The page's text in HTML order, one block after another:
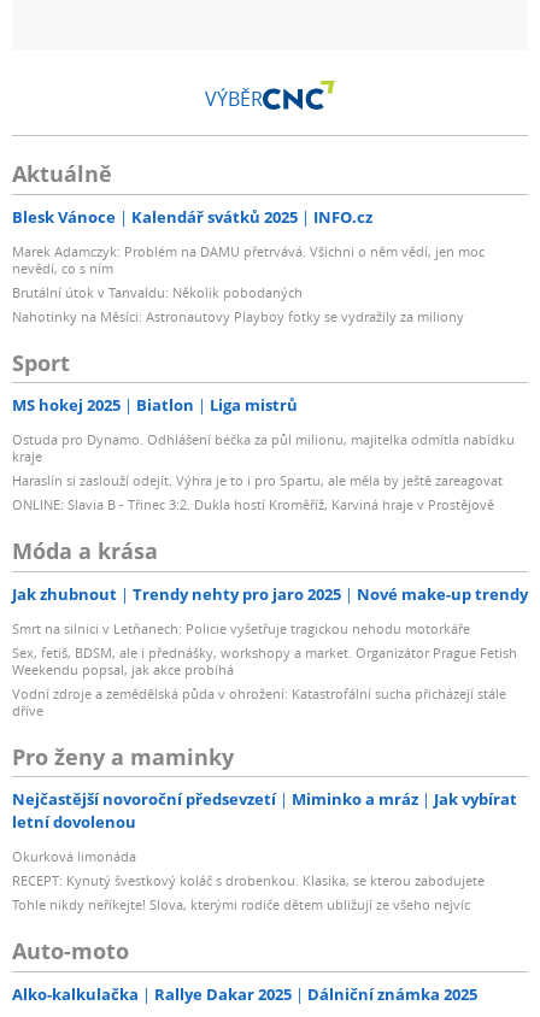
VÝBĚR
Aktuálně
Blesk Vánoce Kalendář svátků 2025 INFO.cz
Marek Adamczyk: Problém na DAMU přetrvává. Všichni o něm vědí, jen moc
nevědí, co s ním
Brutální útok v Tanvaldu: Několik pobodaných
Nahotinky na Měsíci: Astronautovy Playboy fotky se vydražily za miliony
Sport
MS hokej 2025 Biatlon Liga mistrů
Ostuda pro Dynamo. Odhlášení béčka za půl milionu, majitelka odmítla nabídku
kraje
Haraslín si zaslouží odejít. Výhra je to i pro Spartu, ale měla by ještě zareagovat
ONLINE: Slavia B - Třinec 3:2. Dukla hostí Kroměříž, Karviná hraje v Prostějově
Móda a krása
Jak zhubnout Trendy nehty pro jaro 2025 Nové make-up trendy
Smrt na silnici v Letňanech: Policie vyšetřuje tragickou nehodu motorkáře
Sex, fetiš, BDSM, ale i přednášky, workshopy a market. Organizátor Prague Fetish
Weekendu popsal, jak akce probíhá
Vodní zdroje a zemědělská půda v ohrožení: Katastrofální sucha přicházejí stále
dříve
Pro ženy a maminky
Nejčastější novoroční předsevzetí Miminko a mráz
Jak vybírat
letní dovolenou
Okurková limonáda
RECEPT: Kynutý švestkový koláč s drobenkou. Klasika, se kterou zabodujete
Tohle nikdy neříkejte! Slova, kterými rodiče dětem ubližují ze všeho nejvíc
Auto-moto
Alko-kalkulačka Rallye Dakar 2025 Dálniční známka 2025